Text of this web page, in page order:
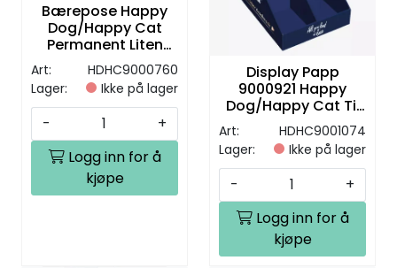
Bærepose Happy
Dog/Happy Cat
Permanent Liten
54x37cm
Art:
HDHC9000760
Lager:
Ikke på lager
-
+
Logg inn for å
kjøpe
Display Papp
9000921 Happy
Dog/Happy Cat Til
Snacks/Pouches
Art:
HDHC9001074
Lager:
Ikke på lager
-
+
Logg inn for å
kjøpe